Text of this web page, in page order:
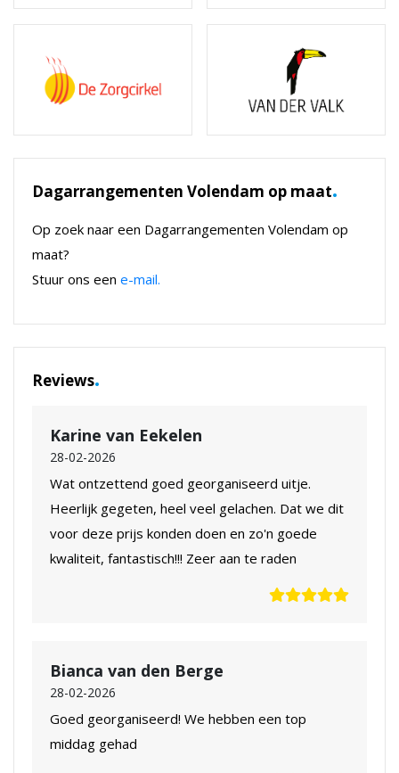
Dagarrangementen Volendam op maat.
Op zoek naar een Dagarrangementen Volendam op
maat?
Stuur ons een e-mail.
Reviews.
Karine van Eekelen
28-02-2026
Wat ontzettend goed georganiseerd uitje.
Heerlijk gegeten, heel veel gelachen. Dat we dit
voor deze prijs konden doen en zo'n goede
kwaliteit, fantastisch!!! Zeer aan te raden
Bianca van den Berge
28-02-2026
Goed georganiseerd! We hebben een top
middag gehad